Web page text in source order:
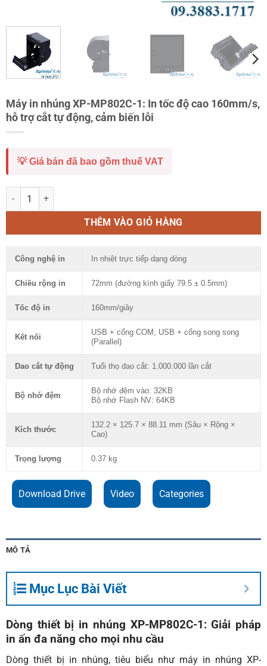
Máy in nhúng XP-MP802C-1: In tốc độ cao 160mm/s,
hỗ trợ cắt tự động, cảm biến lỗi
💡 Giá bán đã bao gồm thuế VAT
Máy in nhúng XP-MP802C-1: In tốc độ cao 160mm/s, hỗ trợ cắt tự
THÊM VÀO GIỎ HÀNG
Công nghệ in In nhiệt trực tiếp dạng dòng
Chiều rộng in 72mm (đường kính giấy 79.5 ± 0.5mm)
Tốc độ in 160mm/giây
Kết nối
USB + cổng COM, USB + cổng song song
(Parallel)
Dao cắt tự động Tuổi thọ dao cắt: 1.000.000 lần cắt
Bộ nhớ đệm
Bộ nhớ đệm vào: 32KB
Bộ nhớ Flash NV: 64KB
Kích thước
132.2 × 125.7 × 88.11 mm (Sâu × Rộng ×
Cao)
Trọng lượng 0.37 kg
Download Drive Video Categories
MÔ TẢ
Mục Lục Bài Viết
Dòng thiết bị in nhúng XP-MP802C-1: Giải pháp
in ấn đa năng cho mọi nhu cầu
Dòng thiết bị in nhúng, tiêu biểu như máy in nhúng XP-